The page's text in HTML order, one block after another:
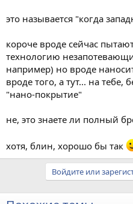
это называется "когда
короче вроде сейчас
технологию
например) но вроде
вроде того, а тут... на
"нано-покрытие"
не, это знаете ли полный
хотя, блин, хорошо бы так
Войдите или